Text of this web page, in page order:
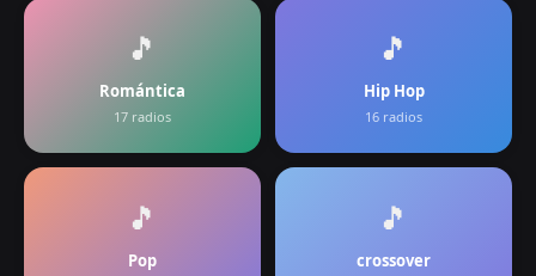
🎵
Romántica
17 radios
🎵
Hip Hop
16 radios
🎵
Pop
🎵
crossover